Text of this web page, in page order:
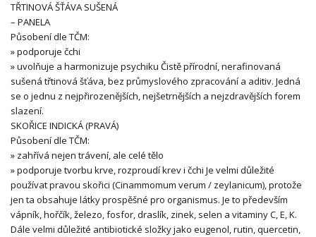
TŘTINOVÁ ŠŤÁVA SUŠENÁ
– PANELA
Působení dle TČM:
» podporuje čchi
» uvolňuje a harmonizuje psychiku Čistě přírodní, nerafinovaná
sušená třtinová šťáva, bez průmyslového zpracování a aditiv. Jedná
se o jednu z nejpřirozenějších, nejšetrnějších a nejzdravějších forem
slazení.
SKOŘICE INDICKÁ (PRAVÁ)
Působení dle TČM:
» zahřívá nejen trávení, ale celé tělo
» podporuje tvorbu krve, rozproudí krev i čchi Je velmi důležité
používat pravou skořici (Cinammomum verum / zeylanicum), protože
jen ta obsahuje látky prospěšné pro organismus. Je to především
vápník, hořčík, železo, fosfor, draslík, zinek, selen a vitaminy C, E, K.
Dále velmi důležité antibiotické složky jako eugenol, rutin, quercetin,